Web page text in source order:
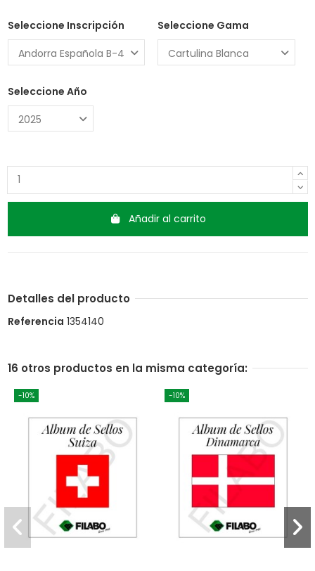
Seleccione Inscripción Seleccione Gama
Seleccione Año
Añadir al carrito
Detalles del producto
Referencia 1354140
16 otros productos en la misma categoría:
-10% -10%